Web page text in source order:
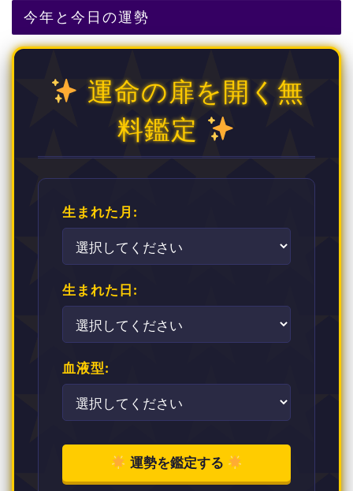
今年と今日の運勢
運命の扉を開く無
料鑑定
生まれた月:
生まれた日:
血液型:
運勢を鑑定する